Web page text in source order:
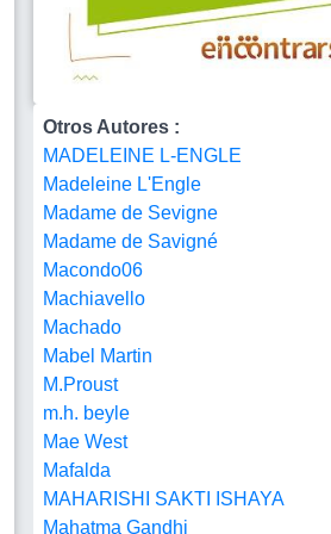
Otros Autores :
MADELEINE L-ENGLE
Madeleine L'Engle
Madame de Sevigne
Madame de Savigné
Macondo06
Machiavello
Machado
Mabel Martin
M.Proust
m.h. beyle
Mae West
Mafalda
MAHARISHI SAKTI ISHAYA
Mahatma Gandhi